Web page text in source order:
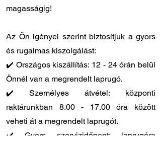
magasságig!
Az Ön igényei szerint biztosítjuk a gyors
és rugalmas kiszolgálást:
✔️ Országos kiszállítás: 12 - 24 órán belül
Önnél van a megrendelt laprugó.
✔️ Személyes átvétel: központi
raktárunkban 8.00 - 17.00óra között
veheti át a megrendelt laprugót.
✔️ Gyors szervizidőpont: laprugóra